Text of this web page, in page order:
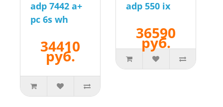
adp 7442 a+
pc 6s wh
34410
руб.
adp 550 ix
36590
руб.